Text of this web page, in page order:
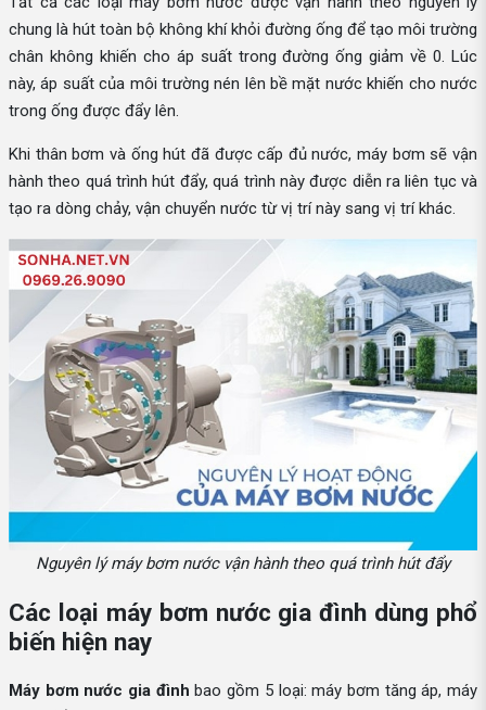
chung là hút toàn bộ không khí khỏi đường ống để tạo môi trường
chân không khiến cho áp suất trong đường ống giảm về 0. Lúc
này, áp suất của môi trường nén lên bề mặt nước khiến cho nước
trong ống được đẩy lên.
Khi thân bơm và ống hút đã được cấp đủ nước, máy bơm sẽ vận
hành theo quá trình hút đẩy, quá trình này được diễn ra liên tục và
tạo ra dòng chảy, vận chuyển nước từ vị trí này sang vị trí khác.
Nguyên lý máy bơm nước vận hành theo quá trình hút đẩy
Các loại máy bơm nước gia đình dùng phổ
biến hiện nay
Máy bơm nước gia đình bao gồm 5 loại: máy bơm tăng áp, máy